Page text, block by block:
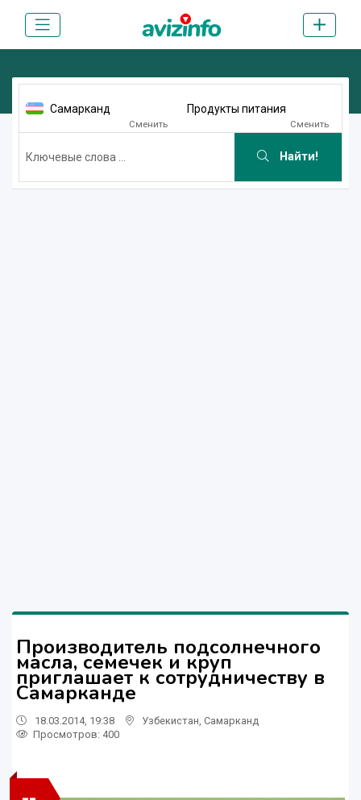
Самарканд
Сменить
Продукты питания
Сменить
Найти!
Производитель подсолнечного
масла, семечек и круп
приглашает к сотрудничеству в
Самарканде
18.03.2014, 19:38 Узбекистан Самарканд
Просмотров: 400